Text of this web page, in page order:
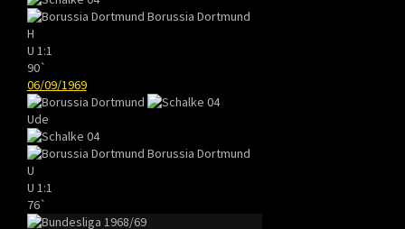
Borussia Dortmund
H
U 1:1
90`
06/09/1969
Ude
Borussia Dortmund
U
U 1:1
76`